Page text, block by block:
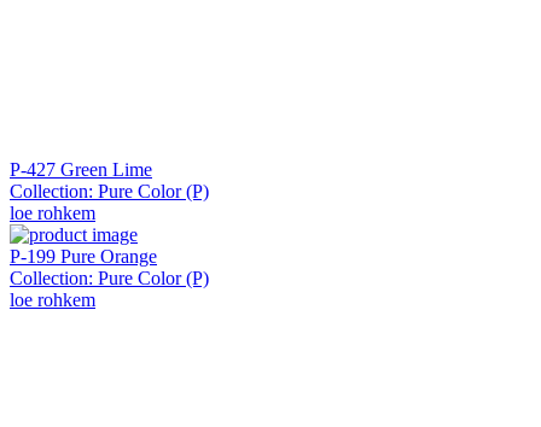
P-427 Green Lime
Collection: Pure Color (P)
loe rohkem
P-199 Pure Orange
Collection: Pure Color (P)
loe rohkem